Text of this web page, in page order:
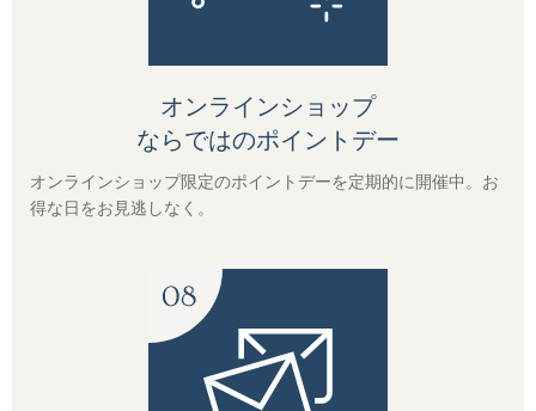
オンラインショップ
ならではのポイントデー
オンラインショップ限定のポイントデーを定期的に開催中。お
得な日をお見逃しなく。